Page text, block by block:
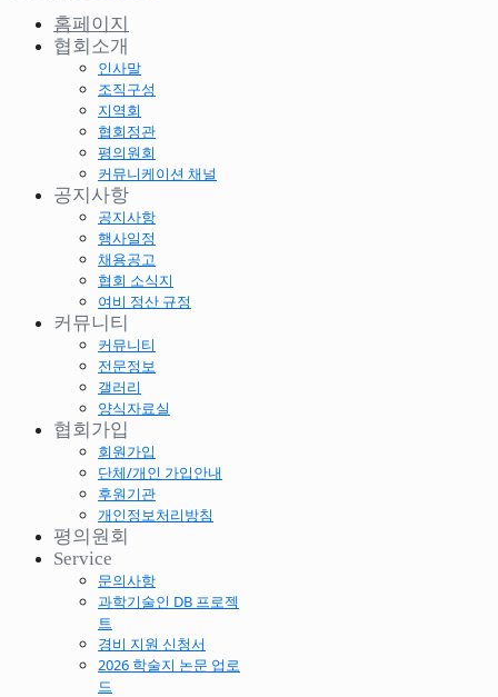
홈페이지
협회소개
인사말
조직구성
지역회
협회정관
평의원회
커뮤니케이션 채널
공지사항
공지사항
행사일정
채용공고
협회 소식지
여비 정산 규정
커뮤니티
커뮤니티
전문정보
갤러리
양식자료실
협회가입
회원가입
단체/개인 가입안내
후원기관
개인정보처리방침
평의원회
Service
문의사항
과학기술인 DB 프로젝
트
경비 지원 신청서
2026 학술지 논문 업로
드